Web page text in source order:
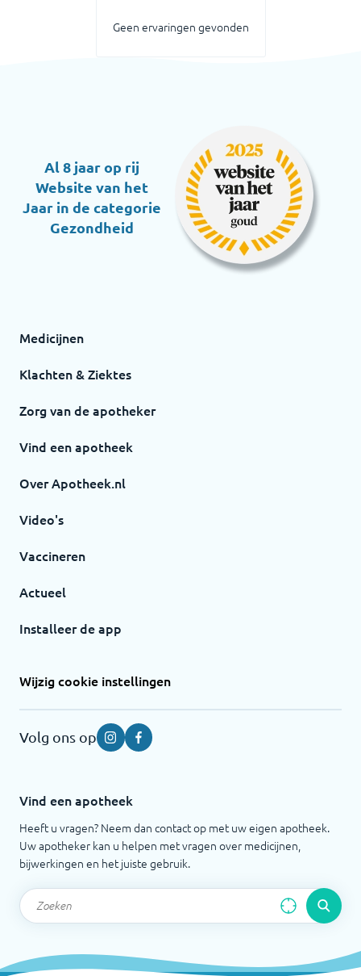
Geen ervaringen gevonden
Al 8 jaar op rij
Website van het
Jaar in de categorie
Gezondheid
Medicijnen
Klachten & Ziektes
Zorg van de apotheker
Vind een apotheek
Over Apotheek.nl
Video's
Vaccineren
Actueel
Installeer de app
Wijzig cookie instellingen
Volg ons op InstagramFacebook
Vind een apotheek
Heeft u vragen? Neem dan contact op met uw eigen apotheek.
Uw apotheker kan u helpen met vragen over medicijnen,
bijwerkingen en het juiste gebruik.